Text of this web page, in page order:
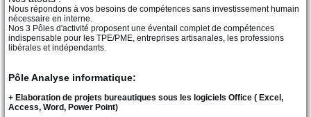
Nous répondons à vos besoins de compétences sans investissement humain
nécessaire en interne.
Nos 3 Pôles d'activité proposent une éventail complet de compétences
indispensable pour les TPE/PME, entreprises artisanales, les professions
libérales et indépendants.
Pôle Analyse informatique:
+ Elaboration de projets bureautiques sous les logiciels Office ( Excel,
Access, Word, Power Point)